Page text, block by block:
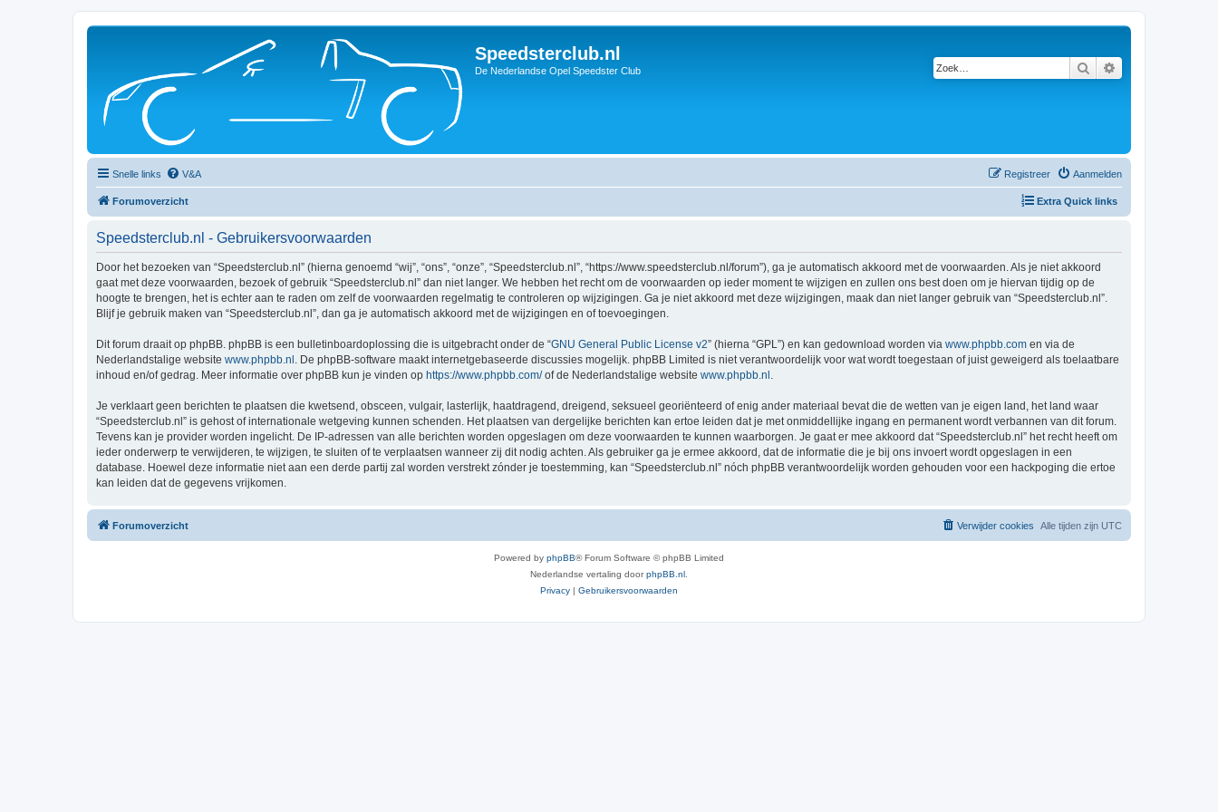
Speedsterclub.nl
De Nederlandse Opel Speedster Club Zoek
Snelle links V&A Aanmelden
Registreer
Forumoverzicht Extra Quick links
Speedsterclub.nl - Gebruikersvoorwaarden
Door het bezoeken van “Speedsterclub.nl” (hierna genoemd “wij”, “ons”, “onze”, “Speedsterclub.nl”, “https://www.speedsterclub.nl/forum”), ga je automatisch akkoord met de voorwaarden. Als je niet akkoord
gaat met deze voorwaarden, bezoek of gebruik “Speedsterclub.nl” dan niet langer. We hebben het recht om de voorwaarden op ieder moment te wijzigen en zullen ons best doen om je hiervan tijdig op de
hoogte te brengen, het is echter aan te raden om zelf de voorwaarden regelmatig te controleren op wijzigingen. Ga je niet akkoord met deze wijzigingen, maak dan niet langer gebruik van “Speedsterclub.nl”.
Blijf je gebruik maken van “Speedsterclub.nl”, dan ga je automatisch akkoord met de wijzigingen en of toevoegingen.
Dit forum draait op phpBB. phpBB is een bulletinboardoplossing die is uitgebracht onder de “GNU General Public License v2” (hierna “GPL”) en kan gedownload worden via www.phpbb.com en via de
Nederlandstalige website www.phpbb.nl . De phpBB-software maakt internetgebaseerde discussies mogelijk. phpBB Limited is niet verantwoordelijk voor wat wordt toegestaan of juist geweigerd als toelaatbare
inhoud en/of gedrag. Meer informatie over phpBB kun je vinden op https://www.phpbb.com/of de Nederlandstalige website www.phpbb.nl .
Je verklaart geen berichten te plaatsen die kwetsend, obsceen, vulgair, lasterlijk, haatdragend, dreigend, seksueel georiënteerd of enig ander materiaal bevat die de wetten van je eigen land, het land waar
“Speedsterclub.nl” is gehost of internationale wetgeving kunnen schenden. Het plaatsen van dergelijke berichten kan ertoe leiden dat je met onmiddellijke ingang en permanent wordt verbannen van dit forum.
Tevens kan je provider worden ingelicht. De IP-adressen van alle berichten worden opgeslagen om deze voorwaarden te kunnen waarborgen. Je gaat er mee akkoord dat “Speedsterclub.nl” het recht heeft om
ieder onderwerp te verwijderen, te wijzigen, te sluiten of te verplaatsen wanneer zij dit nodig achten. Als gebruiker ga je ermee akkoord, dat de informatie die je bij ons invoert wordt opgeslagen in een
database. Hoewel deze informatie niet aan een derde partij zal worden verstrekt zónder je toestemming, kan “Speedsterclub.nl” nóch phpBB verantwoordelijk worden gehouden voor een hackpoging die ertoe
kan leiden dat de gegevens vrijkomen.
Forumoverzicht Alle tijden zijn UTC
Verwijder cookies
Powered by phpBB® Forum Software © phpBB Limited
Nederlandse vertaling doorphpBB.nl
Privacy | Gebruikersvoorwaarden